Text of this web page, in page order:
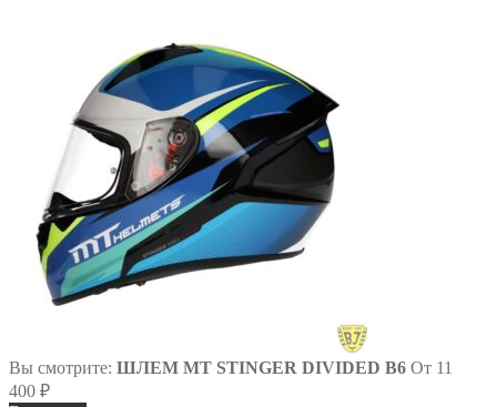
Вы смотрите: ШЛЕМ MT STINGER DIVIDED B6 От 11
400 ₽